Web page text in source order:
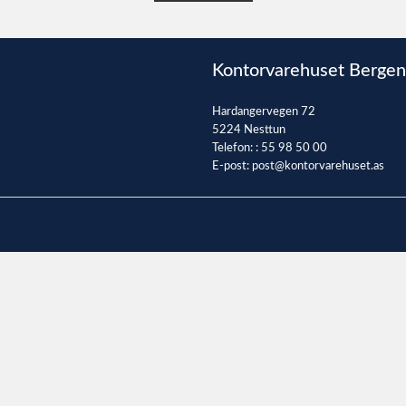
Kontorvarehuset
Hardangervegen 72
5224 Nesttun
Telefon: : 55 98 50 00
E-post: post@kontorvarehuset.as